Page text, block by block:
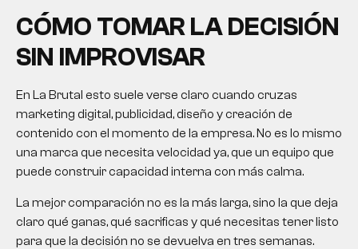
CÓMO TOMAR LA DECISIÓN
SIN IMPROVISAR
En La Brutal esto suele verse claro cuando cruzas
marketing digital, publicidad, diseño y creación de
contenido con el momento de la empresa. No es lo mismo
una marca que necesita velocidad ya, que un equipo que
puede construir capacidad interna con más calma.
La mejor comparación no es la más larga, sino la que deja
claro qué ganas, qué sacrificas y qué necesitas tener listo
para que la decisión no se devuelva en tres semanas.